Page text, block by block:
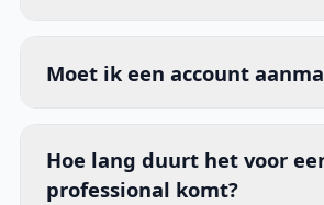
Moet ik een account
Hoe lang duurt het voor
professional komt?